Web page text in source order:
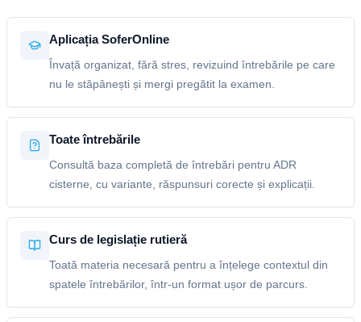
Aplicația SoferOnline
Învață organizat, fără stres, revizuind întrebările pe care
nu le stăpânești și mergi pregătit la examen.
Toate întrebările
Consultă baza completă de întrebări pentru ADR
cisterne, cu variante, răspunsuri corecte și explicații.
Curs de legislație rutieră
Toată materia necesară pentru a înțelege contextul din
spatele întrebărilor, într-un format ușor de parcurs.